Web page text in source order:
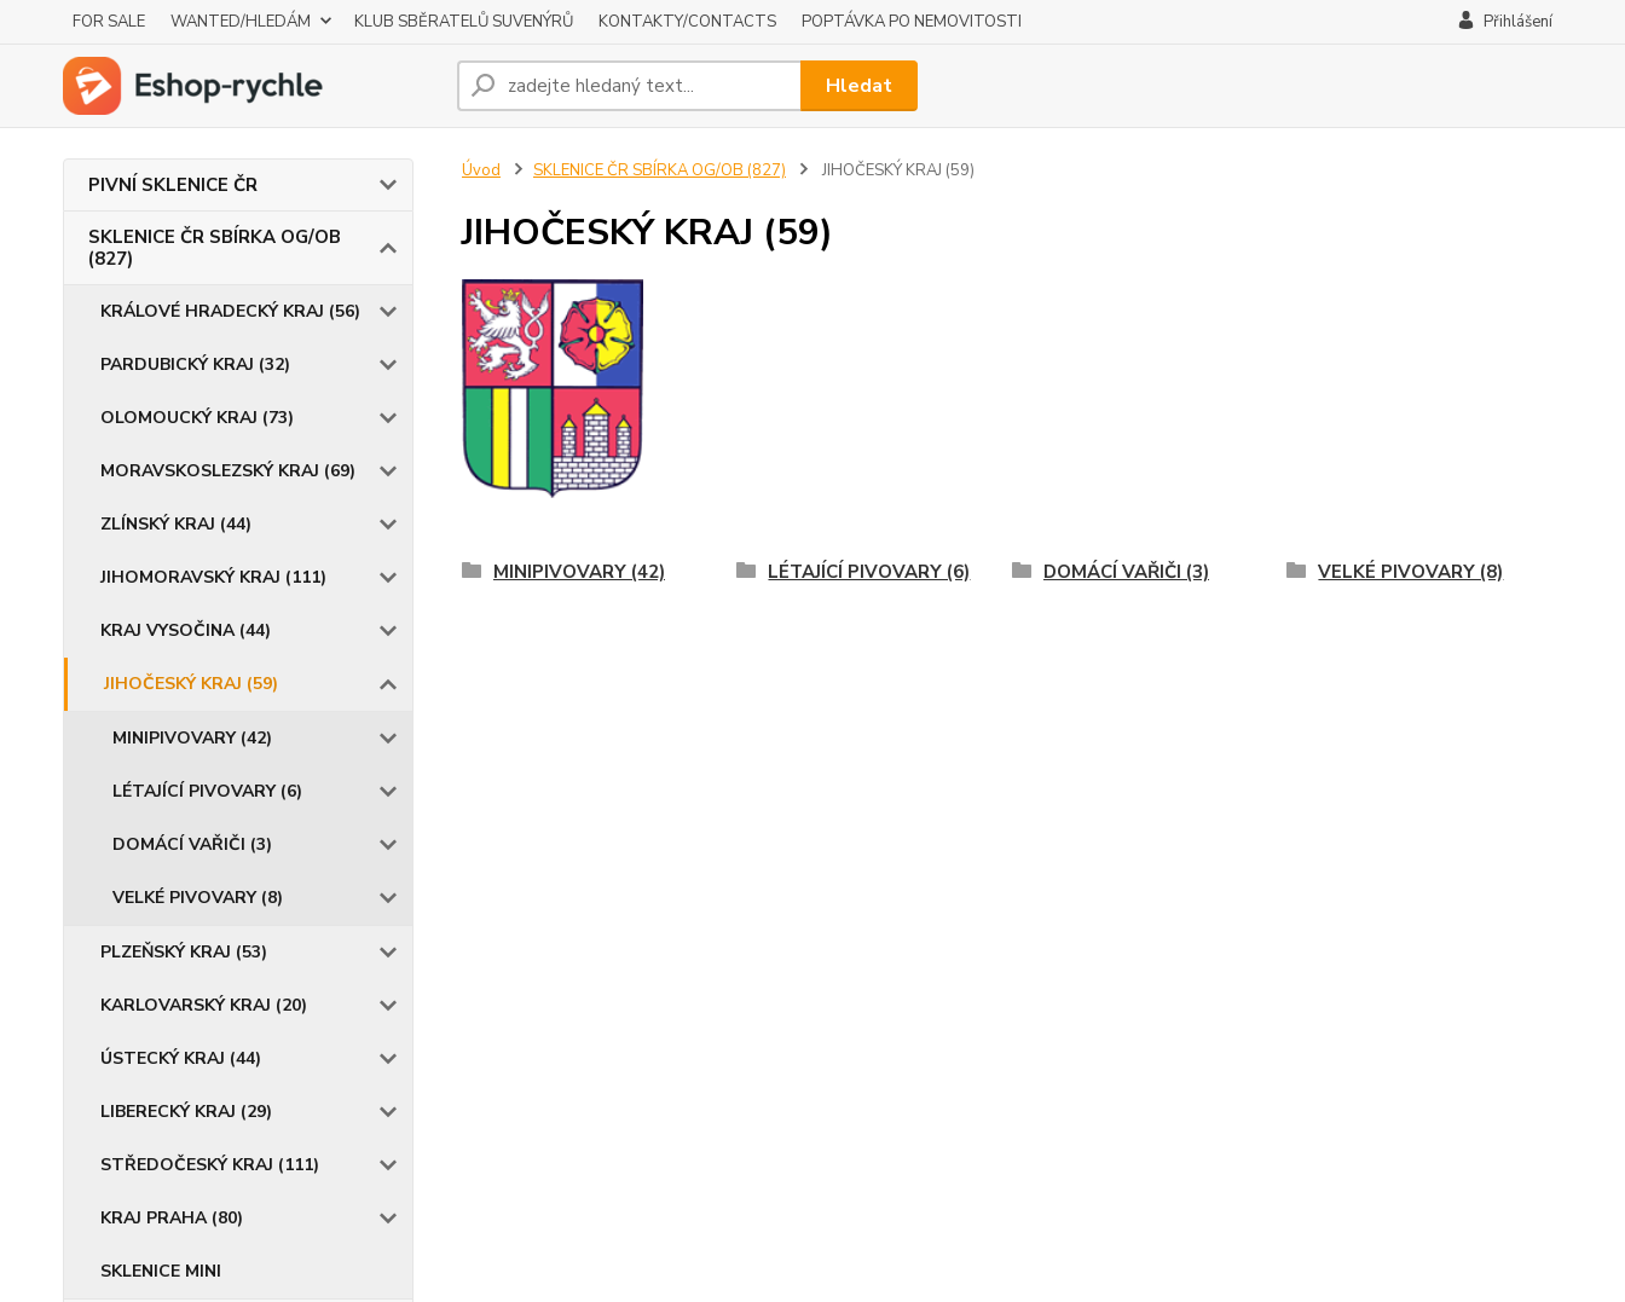
FOR SALE WANTED/HLEDÁM KLUB SBĚRATELŮ SUVENÝRŮ KONTAKTY/CONTACTS POPTÁVKA PO NEMOVITOSTI Přihlášení
Hledat
PIVNÍ SKLENICE ČR
SKLENICE ČR SBÍRKA OG/OB
(827)
KRÁLOVÉ HRADECKÝ KRAJ (56)
PARDUBICKÝ KRAJ (32)
OLOMOUCKÝ KRAJ (73)
MORAVSKOSLEZSKÝ KRAJ (69)
ZLÍNSKÝ KRAJ (44)
JIHOMORAVSKÝ KRAJ (111)
KRAJ VYSOČINA (44)
JIHOČESKÝ KRAJ (59)
MINIPIVOVARY (42)
LÉTAJÍCÍ PIVOVARY (6)
DOMÁCÍ VAŘIČI (3)
VELKÉ PIVOVARY (8)
PLZEŇSKÝ KRAJ (53)
KARLOVARSKÝ KRAJ (20)
ÚSTECKÝ KRAJ (44)
LIBERECKÝ KRAJ (29)
STŘEDOČESKÝ KRAJ (111)
KRAJ PRAHA (80)
SKLENICE MINI
Úvod SKLENICE ČR SBÍRKA OG/OB (827) JIHOČESKÝ KRAJ (59)
JIHOČESKÝ KRAJ (59)
MINIPIVOVARY (42) LÉTAJÍCÍ PIVOVARY (6) DOMÁCÍ VAŘIČI (3) VELKÉ PIVOVARY (8)